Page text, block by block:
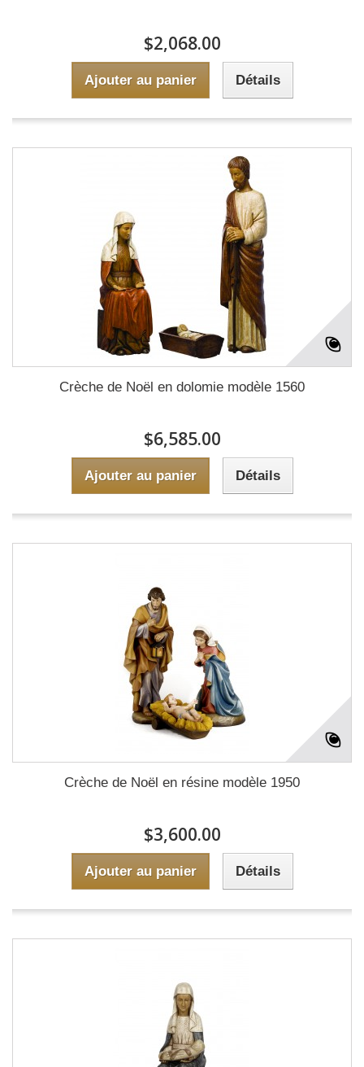
$2,068.00
Ajouter au panier Détails
Crèche de Noël en dolomie modèle 1560
$6,585.00
Ajouter au panier Détails
Crèche de Noël en résine modèle 1950
$3,600.00
Ajouter au panier Détails